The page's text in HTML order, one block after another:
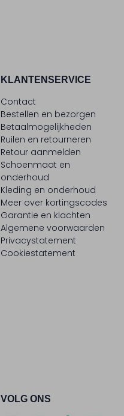
KLANTENSERVICE
Contact
Bestellen en bezorgen
Betaalmogelijkheden
Ruilen en retourneren
Retour aanmelden
Schoenmaat en
onderhoud
Kleding en onderhoud
Meer over kortingscodes
Garantie en klachten
Algemene voorwaarden
Privacystatement
Cookiestatement
VOLG ONS